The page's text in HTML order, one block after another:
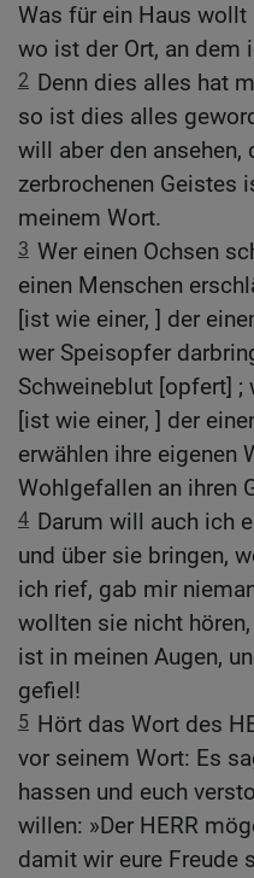
Was für ein Haus wollt
wo ist der Ort, an dem
2 Denn dies alles hat
so ist dies alles
will aber den ansehen,
zerbrochenen Geistes
meinem Wort.
3 Wer einen Ochsen
einen Menschen
[ist wie einer, ] der
wer Speisopfer
Schweineblut [opfert] ;
[ist wie einer, ] der
erwählen ihre eigenen
Wohlgefallen an ihren
4 Darum will auch ich
und über sie bringen,
ich rief, gab mir
wollten sie nicht
ist in meinen Augen,
gefiel!
5 Hört das Wort des
vor seinem Wort: Es
hassen und euch
willen: »Der HERR
damit wir eure Freude